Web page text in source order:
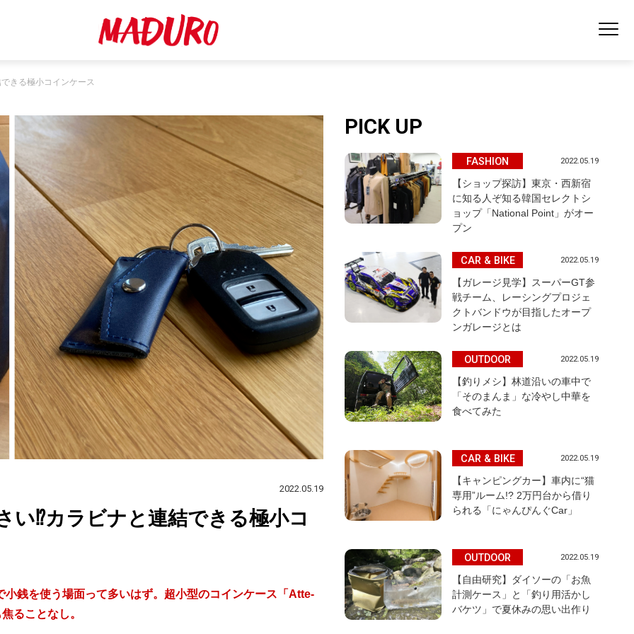
きる極小コインケース
2022.05.19
い⁉カラビナと連結できる極小コ
銭を使う場面って多いはず。超小型のコインケース「Atte-
ることなし。
PICK UP
FASHION 2022.05.19
【ショップ探訪】東京・西新宿
に知る人ぞ知る韓国セレクトシ
ョップ「National Point」がオー
プン
CAR & BIKE 2022.05.19
【ガレージ見学】スーパーGT参
戦チーム、レーシングプロジェ
クトバンドウが目指したオープ
ンガレージとは
OUTDOOR 2022.05.19
【釣りメシ】林道沿いの車中で
「そのまんま」な冷やし中華を
食べてみた
CAR & BIKE 2022.05.19
【キャンピングカー】車内に“猫
専用”ルーム!? 2万円台から借り
られる「にゃんぴんぐCar」
OUTDOOR 2022.05.19
【自由研究】ダイソーの「お魚
計測ケース」と「釣り用活かし
バケツ」で夏休みの思い出作り